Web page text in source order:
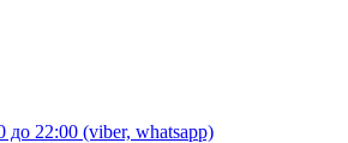
до 22:00 (viber, whatsapp)